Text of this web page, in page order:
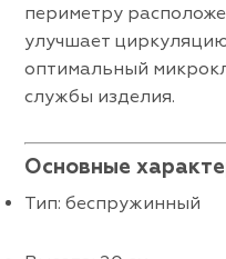
периметру
улучшает
оптимальный
службы изделия.
Основные
Тип: беспружинный